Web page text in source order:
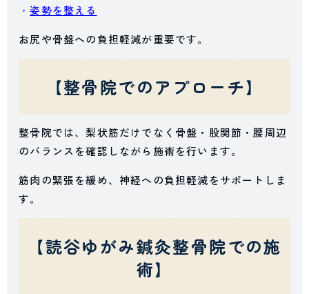
・姿勢を整える
お尻や骨盤への負担軽減が重要です。
【整骨院でのアプローチ】
整骨院では、梨状筋だけでなく骨盤・股関節・腰周辺
のバランスを確認しながら施術を行います。
筋肉の緊張を緩め、神経への負担軽減をサポートしま
す。
【読谷ゆがみ鍼灸整骨院での施
術】